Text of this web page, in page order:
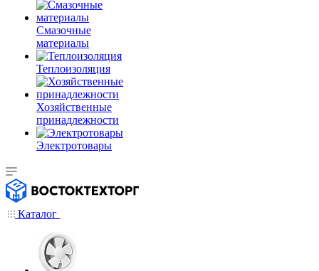
Смазочные
материалы
Теплоизоляция
Хозяйственные
принадлежности
Электротовары
Каталог